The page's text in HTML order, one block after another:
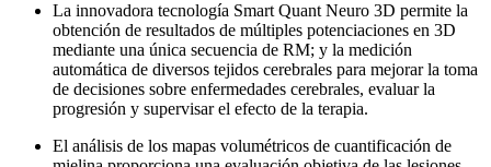
La innovadora tecnología Smart Quant Neuro 3D permite la
obtención de resultados de múltiples potenciaciones en 3D
mediante una única secuencia de RM; y la medición
automática de diversos tejidos cerebrales para mejorar la toma
de decisiones sobre enfermedades cerebrales, evaluar la
progresión y supervisar el efecto de la terapia.
El análisis de los mapas volumétricos de cuantificación de